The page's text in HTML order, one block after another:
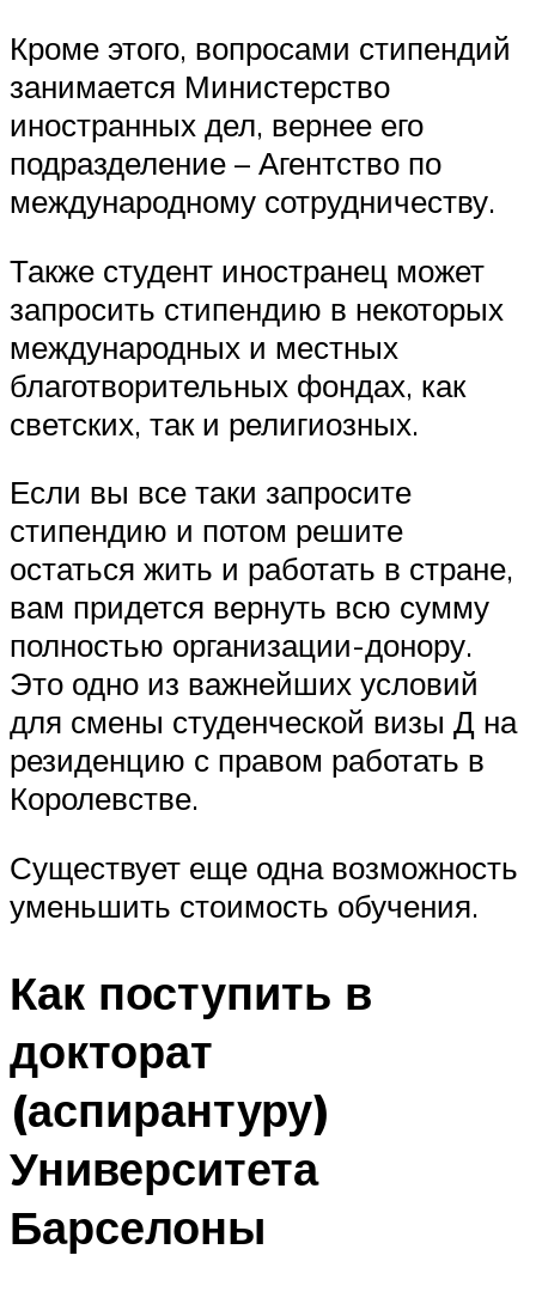
Кроме этого, вопросами стипендий
занимается Министерство
иностранных дел, вернее его
подразделение – Агентство по
международному сотрудничеству.
Также студент иностранец может
запросить стипендию в некоторых
международных и местных
благотворительных фондах, как
светских, так и религиозных.
Если вы все таки запросите
стипендию и потом решите
остаться жить и работать в стране,
вам придется вернуть всю сумму
полностью организации-донору.
Это одно из важнейших условий
для смены студенческой визы Д на
резиденцию с правом работать в
Королевстве.
Существует еще одна возможность
уменьшить стоимость обучения.
Как поступить в
докторат
(аспирантуру)
Университета
Барселоны